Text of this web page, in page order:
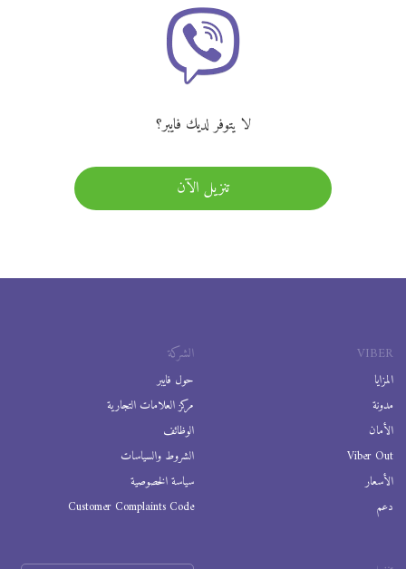
لا يتوفر لديك فايبر؟
تنزيل الآن
VIBER
المزايا
مدونة
الأمان
Viber Out
الأسعار
دعم
الشركة
حول فايبر
مركز العلامات التجارية
الوظائف
الشروط والسياسات
سياسة الخصوصية
Customer Complaints Code